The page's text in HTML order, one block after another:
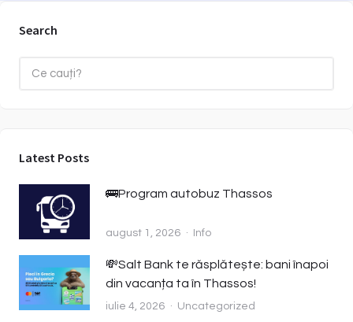
Search
Latest Posts
🚌Program autobuz Thassos
august 1, 2026 Info
💸Salt Bank te răsplătește: bani înapoi
din vacanța ta în Thassos!
iulie 4, 2026 Uncategorized